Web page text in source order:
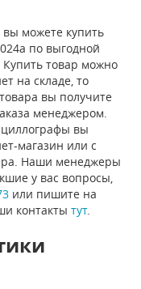
можете купить
по выгодной
товар можно
на складе, то
вы получите
менеджером.
вы
магазин или с
Наши менеджеры
у вас вопросы,
или пишите на
контакты тут.